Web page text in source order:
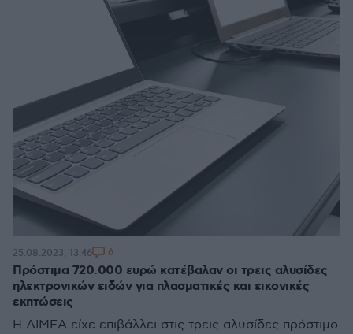
Πρόστιμα 720.000 ευρώ κατέβαλαν οι τρεις αλυσίδες
ηλεκτρονικών ειδών για πλασματικές και εικονικές
εκπτώσεις
Η ΔΙΜΕΑ είχε επιβάλλει στις τρεις αλυσίδες πρόστιμο
25.08.2023, 13:46 6